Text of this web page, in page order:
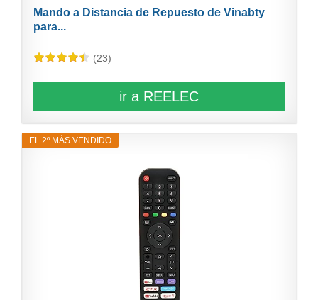
Mando a Distancia de Repuesto de Vinabty
para...
(23)
ir a REELEC
EL 2º MÁS VENDIDO